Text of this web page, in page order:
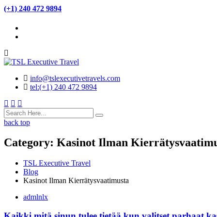
(+1) 240 472 9894
info@tslexecutivetravels.com
tel:(+1) 240 472 9894
back top
Category: Kasinot Ilman
TSL Executive Travel
Blog
Kasinot Ilman Kierrätysvaatimusta
admlnlx